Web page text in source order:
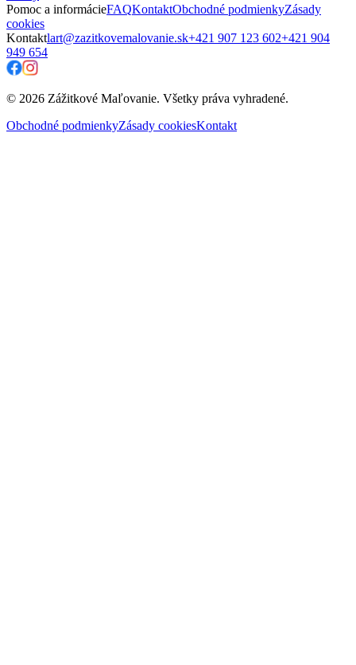
Pomoc a informácieFAQKontaktObchodné podmienkyZásady
cookies
Kontaktlart@zazitkovemalovanie.sk+421 907 123 602+421 904
949 654
© 2026 Zážitkové Maľovanie. Všetky práva vyhradené.
Obchodné podmienkyZásady cookiesKontakt